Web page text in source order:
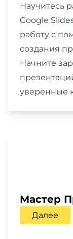
Научитесь
Google
работу с
создания
Начните
уверенные
Мастер
Далее